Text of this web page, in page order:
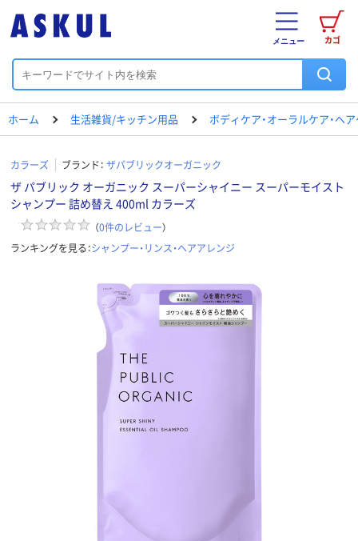
カゴ
メニュー
ホーム 生活雑貨/キッチン用品 ボディケア・オーラルケア・ヘ
カラーズ ブランド： ザパブリックオーガニック
ザ パブリック オーガニック スーパーシャイニー スーパーモイスト
シャンプー 詰め替え 400ml カラーズ
（0件のレビュー）
ランキングを見る：シャンプー・リンス・ヘアアレンジ